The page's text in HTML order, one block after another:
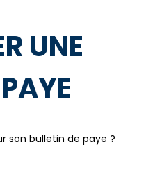
UNE
son bulletin de paye ?